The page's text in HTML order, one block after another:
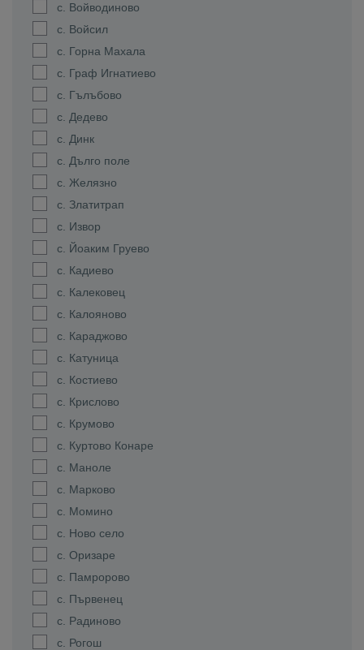
с. Войводиново
с. Войсил
с. Горна Махала
с. Граф Игнатиево
с. Гълъбово
с. Дедево
с. Динк
с. Дълго поле
с. Желязно
с. Златитрап
с. Извор
с. Йоаким Груево
с. Кадиево
с. Калековец
с. Калояново
с. Караджово
с. Катуница
с. Костиево
с. Крислово
с. Крумово
с. Куртово Конаре
с. Маноле
с. Марково
с. Момино
с. Ново село
с. Оризаре
с. Памророво
с. Първенец
с. Радиново
с. Рогош